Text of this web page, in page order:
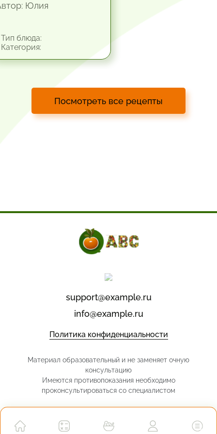
Юлия
блюда:
Посмотреть все рецепты
support@example.ru
info@example.ru
Политика конфиденциальности
Материал образовательный и не заменяет очную
консультацию
Имеются противопоказания необходимо
проконсультироваться со специалистом